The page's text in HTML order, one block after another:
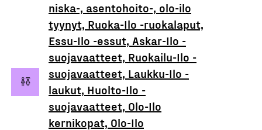
niska-, asentohoito-, olo-ilo
tyynyt, Ruoka-Ilo -ruokalaput,
Essu-Ilo -essut, Askar-Ilo -
suojavaatteet, Ruokailu-Ilo -
suojavaatteet, Laukku-Ilo -
laukut, Huolto-Ilo -
suojavaatteet, Olo-Ilo
kernikopat, Olo-Ilo